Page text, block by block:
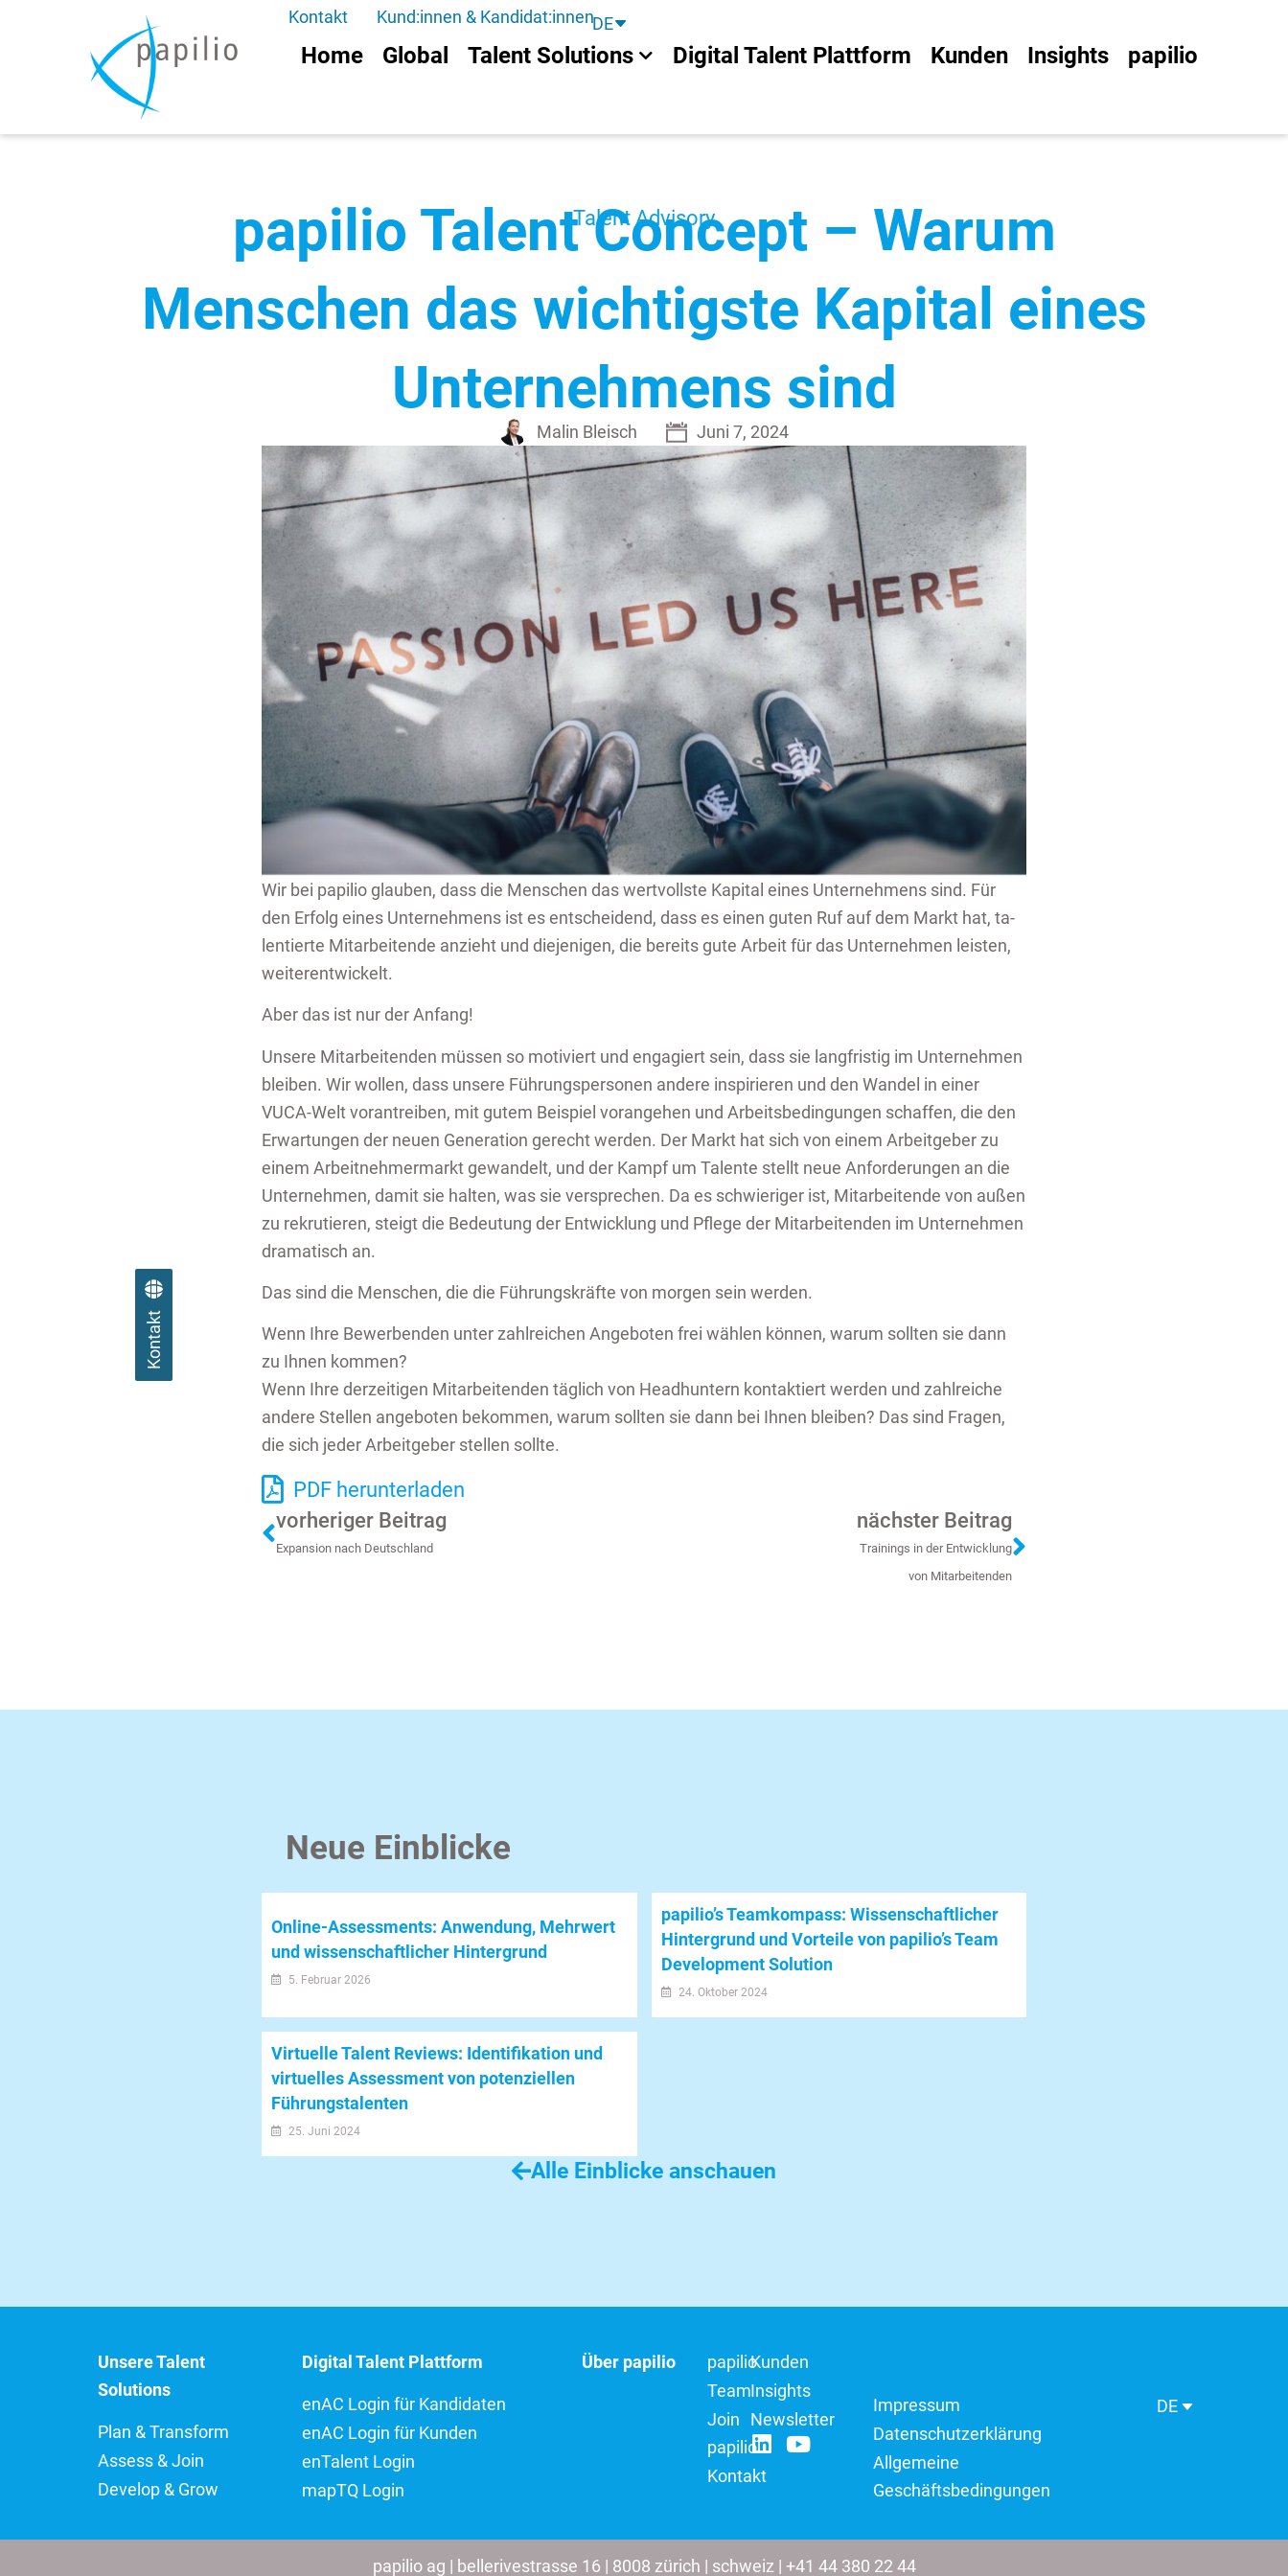
Kontakt Kund:innen & Kandidat:innenDE
Home Global Talent Solutions Digital Talent Plattform Kunden Insights papilio
Talent Advisory​
papilio Tal­ent Concept – Warum
Menschen das wichtig­ste Kapit­al eines
Un­ternehmens sind
Malin Bleisch Juni 7, 2024
Wir bei pa­pi­lio glau­ben, dass die Men­schen das wert­volls­te Ka­pi­tal eines Un­ter­neh­mens sind. Für
den Er­folg eines Un­ter­neh­mens ist es ent­schei­dend, dass es einen guten Ruf auf dem Markt hat, ta­
len­tier­te Mit­a­r­bei­ten­de an­zieht und die­je­ni­gen, die be­reits gute Ar­beit für das Un­ter­neh­men leis­ten,
wei­ter­ent­wi­ckelt.
Aber das ist nur der An­fang!
Un­se­re Mit­a­r­bei­ten­den müs­sen so mo­ti­viert und en­ga­giert sein, dass sie lang­fris­tig im Un­ter­neh­men
blei­ben. Wir wol­len, dass un­se­re Füh­rungs­per­so­nen an­de­re in­spi­rie­ren und den Wan­del in einer
VUCA-Welt vor­an­trei­ben, mit gutem Bei­spiel vor­an­ge­hen und Ar­beits­be­din­gun­gen schaf­fen, die den
Er­war­tun­gen der neuen Ge­ne­ra­ti­on ge­recht wer­den. Der Markt hat sich von einem Ar­beit­ge­ber zu
einem Ar­beit­neh­mer­markt ge­wan­delt, und der Kampf um Ta­len­te stellt neue An­for­de­run­gen an die
Un­ter­neh­men, damit sie hal­ten, was sie ver­spre­chen. Da es schwie­ri­ger ist, Mit­a­r­bei­ten­de von außen
zu re­kru­tie­ren, steigt die Be­deu­tung der Ent­wick­lung und Pfle­ge der Mit­a­r­bei­ten­den im Un­ter­neh­men
dra­ma­tisch an.
Das sind die Men­schen, die die Füh­rungs­kräf­te von mor­gen sein wer­den.
Wenn Ihre Be­wer­ben­den unter zahl­rei­chen An­ge­bo­ten frei wäh­len kön­nen, warum soll­ten sie dann
zu Ihnen kom­men?
Wenn Ihre der­zei­ti­gen Mit­a­r­bei­ten­den täg­lich von Head­hun­tern kon­tak­tiert wer­den und zahl­rei­che
an­de­re Stel­len an­ge­bo­ten be­kom­men, warum soll­ten sie dann bei Ihnen blei­ben? Das sind Fra­gen,
die sich jeder Ar­beit­ge­ber stel­len soll­te.
PDF herunterladen
vorheriger Beitrag
Expansion nach Deutschland
nächster Beitrag
Trai­nings in der Ent­wick­lung
von Mit­a­r­bei­ten­den
Neue Einblicke
Online-Assessments: Anwendung, Mehrwert
und wissenschaftlicher Hintergrund
5. Februar 2026
papilio’s Teamkompass: Wissenschaftlicher
Hintergrund und Vorteile von papilio’s Team
Development Solution
24. Oktober 2024
Virtuelle Talent Reviews: Identifikation und
virtuelles Assessment von potenziellen
Führungstalenten
25. Juni 2024
Alle Einblicke anschauen
Unsere Talent
Solutions
Plan & Transform
Assess & Join
Develop & Grow
Digital Talent Plattform
enAC Login für Kandidaten
enAC Login für Kunden
enTalent Login
mapTQ Login
Über papilio
papilio
Team
Join
papilio
Kontakt
Kunden
Insights
Newsletter
Impressum
Datenschutzerklärung
Allgemeine
Geschäftsbedingungen
DE
papilio ag | bellerivestrasse 16 | 8008 zürich | schweiz | +41 44 380 22 44
Kontakt